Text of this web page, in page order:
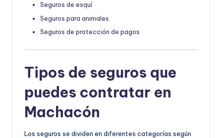
Seguros de esquí
Seguros para animales
Seguros de protección de pagos
Tipos de seguros que
puedes contratar en
Machacón
Los seguros se dividen en diferentes categorías según